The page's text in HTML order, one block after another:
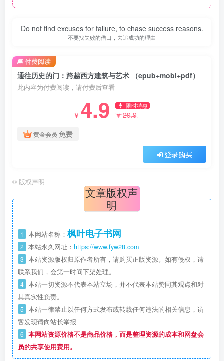
Do not find excuses for failure, to chase success reasons.
不要找失败的借口，去追成功的理由
通往历史的门：跨越西方建筑与艺术 （epub+mobi+pdf）
此内容为付费阅读，请付费后查看
￥ 4.9 限时特惠
￥29.9
黄金会员 免费
登录购买
付费阅读
© 版权声明
文章版权声
明
1 本网站名称： 枫叶电子书网
2 本站永久网址： https://www.fyw28.com
3 本站资源版权归原作者所有，请购买正版资源。如有侵权，请
联系我们，会第一时间下架处理。
4 本站一切资源不代表本站立场，并不代表本站赞同其观点和对
其真实性负责。
5 本站一律禁止以任何方式发布或转载任何违法的相关信息，访
客发现请向站长举报
6 本网站资源价格不是商品价格，而是整理资源的成本和网盘会
员的共享使用费用。